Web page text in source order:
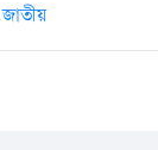
জাতীয়